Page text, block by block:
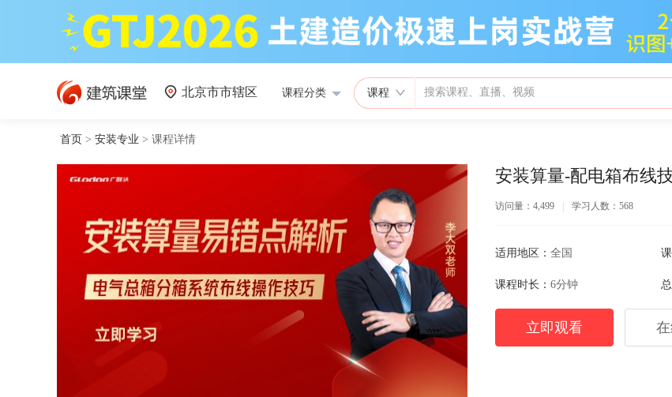
北京市市辖区 课程分类 课程
首页 > 安装专业 > 课程详情
安装算量-配电箱布线
访问量：4,499 学习人数：568
适用地区： 全国
课程时长： 6分钟
立即观看